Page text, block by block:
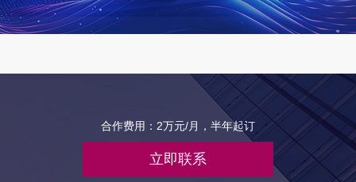
合作费用：2万元/月，半年起订
立即联系